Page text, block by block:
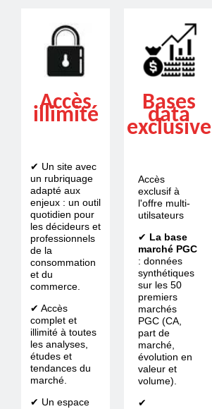
Accès
illimité
✔ Un site avec
un rubriquage
adapté aux
enjeux : un outil
quotidien pour
les décideurs et
professionnels
de la
consommation
et du
commerce.
✔ Accès
complet et
illimité à toutes
les analyses,
études et
tendances du
marché.
✔ Un espace
Bases
data
exclusive
Accès
exclusif à
l'offre multi-
utilsateurs
✔ La base
marché PGC
: données
synthétiques
sur les 50
premiers
marchés
PGC (CA,
part de
marché,
évolution en
valeur et
volume).
✔